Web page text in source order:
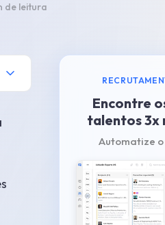
de leitura
Encontre
talentos 3x
Automatize o